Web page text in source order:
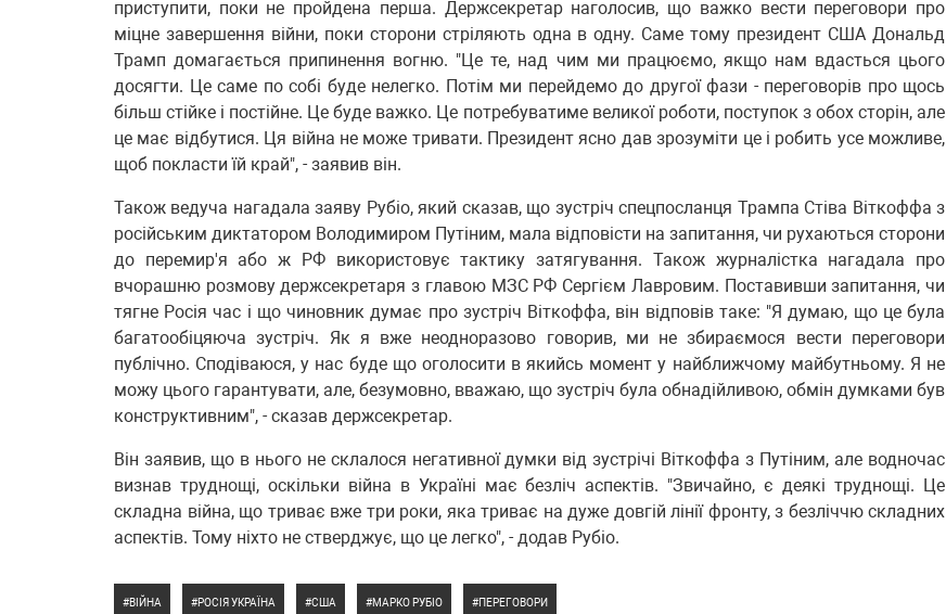
приступити, поки не пройдена перша. Держсекретар наголосив, що важко вести переговори про
міцне завершення війни, поки сторони стріляють одна в одну. Саме тому президент США Дональд
Трамп домагається припинення вогню. "Це те, над чим ми працюємо, якщо нам вдасться цього
досягти. Це саме по собі буде нелегко. Потім ми перейдемо до другої фази - переговорів про щось
більш стійке і постійне. Це буде важко. Це потребуватиме великої роботи, поступок з обох сторін, але
це має відбутися. Ця війна не може тривати. Президент ясно дав зрозуміти це і робить усе можливе,
щоб покласти їй край", - заявив він.
Також ведуча нагадала заяву Рубіо, який сказав, що зустріч спецпосланця Трампа Стіва Віткоффа з
російським диктатором Володимиром Путіним, мала відповісти на запитання, чи рухаються сторони
до перемир'я або ж РФ використовує тактику затягування. Також журналістка нагадала про
вчорашню розмову держсекретаря з главою МЗС РФ Сергієм Лавровим. Поставивши запитання, чи
тягне Росія час і що чиновник думає про зустріч Віткоффа, він відповів таке: "Я думаю, що це була
багатообіцяюча зустріч. Як я вже неодноразово говорив, ми не збираємося вести переговори
публічно. Сподіваюся, у нас буде що оголосити в якийсь момент у найближчому майбутньому. Я не
можу цього гарантувати, але, безумовно, вважаю, що зустріч була обнадійливою, обмін думками був
конструктивним", - сказав держсекретар.
Він заявив, що в нього не склалося негативної думки від зустрічі Віткоффа з Путіним, але водночас
визнав труднощі, оскільки війна в Україні має безліч аспектів. "Звичайно, є деякі труднощі. Це
складна війна, що триває вже три роки, яка триває на дуже довгій лінії фронту, з безліччю складних
аспектів. Тому ніхто не стверджує, що це легко", - додав Рубіо.
ВІЙНА РОСІЯ УКРАЇНА США МАРКО РУБІО ПЕРЕГОВОРИ